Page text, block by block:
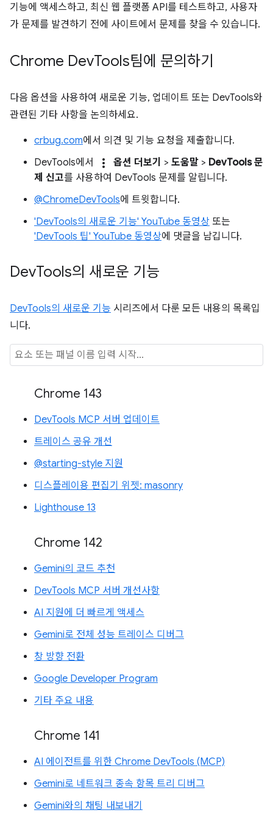
기능에 액세스하고, 최신 웹 플랫폼 API를 테스트하고, 사용자
가 문제를 발견하기 전에 사이트에서 문제를 찾을 수 있습니다.
Chrome DevTools팀에 문의하기
다음 옵션을 사용하여 새로운 기능, 업데이트 또는 DevTools와
관련된 기타 사항을 논의하세요.
crbug.com에서 의견 및 기능 요청을 제출합니다.
DevTools에서
more_vert 옵션 더보기 > 도움말 > DevTools 문
제 신고를 사용하여 DevTools 문제를 알립니다.
@ChromeDevTools에 트윗합니다.
'DevTools의 새로운 기능' YouTube 동영상 또는
'DevTools 팁' YouTube 동영상에 댓글을 남깁니다.
DevTools의 새로운 기능
DevTools의 새로운 기능 시리즈에서 다룬 모든 내용의 목록입
니다.
Chrome 143
DevTools MCP 서버 업데이트
트레이스 공유 개선
@starting-style 지원
디스플레이용 편집기 위젯: masonry
Lighthouse 13
Chrome 142
Gemini의 코드 추천
DevTools MCP 서버 개선사항
AI 지원에 더 빠르게 액세스
Gemini로 전체 성능 트레이스 디버그
창 방향 전환
Google Developer Program
기타 주요 내용
Chrome 141
AI 에이전트를 위한 Chrome DevTools (MCP)
Gemini로 네트워크 종속 항목 트리 디버그
Gemini와의 채팅 내보내기